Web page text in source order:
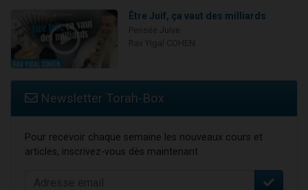
Être Juif, ça vaut des milliards
Newsletter Torah-Box
Pour recevoir chaque semaine les nouveaux cours et
articles, inscrivez-vous dès maintenant :